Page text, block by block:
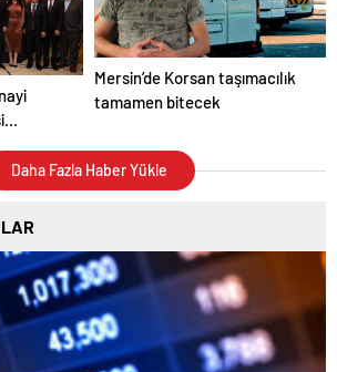
Mersin’de Korsan taşımacılık
tamamen bitecek
Daha Fazla Haber Yükle